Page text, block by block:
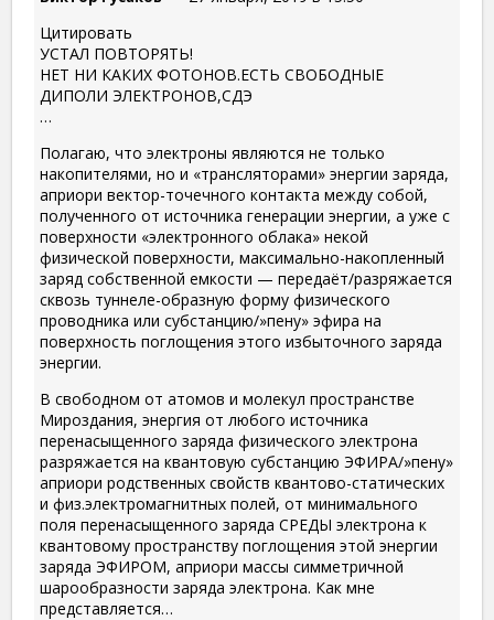
Цитировать
УСТАЛ ПОВТОРЯТЬ!
НЕТ НИ КАКИХ ФОТОНОВ.ЕСТЬ СВОБОДНЫЕ
ДИПОЛИ ЭЛЕКТРОНОВ,СДЭ
…
Полагаю, что электроны являются не только
накопителями, но и «трансляторами» энергии заряда,
априори вектор-точечного контакта между собой,
полученного от источника генерации энергии, а уже с
поверхности «электронного облака» некой
физической поверхности, максимально-накопленный
заряд собственной емкости — передаёт/разряжается
сквозь туннеле-образную форму физического
проводника или субстанцию/»пену» эфира на
поверхность поглощения этого избыточного заряда
энергии.
В свободном от атомов и молекул пространстве
Мироздания, энергия от любого источника
перенасыщенного заряда физического электрона
разряжается на квантовую субстанцию ЭФИРА/»пену»
априори родственных свойств квантово-статических
и физ.электромагнитных полей, от минимального
поля перенасыщенного заряда СРЕДЫ электрона к
квантовому пространству поглощения этой энергии
заряда ЭФИРОМ, априори массы симметричной
шарообразности заряда электрона. Как мне
представляется…